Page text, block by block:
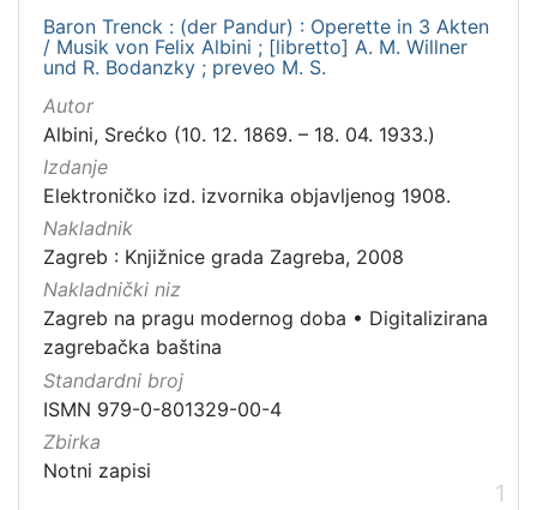
Nakladnička
cjelina
Zagreb na pragu modernog doba
Digitalizirana zagrebačka baština
Vrsta
građe
notna građa
Baron Trenck : (der Pandur) : Operette in 3 Akten
/ Musik von Felix Albini ; [libretto] A. M. Willner
und R. Bodanzky ; preveo M. S.
Autor
Albini, Srećko (10. 12. 1869. – 18. 04. 1933.)
Izdanje
Elektroničko izd. izvornika objavljenog 1908.
Nakladnik
Zagreb : Knjižnice grada Zagreba, 2008
Nakladnički niz
Zagreb na pragu modernog doba • Digitalizirana
zagrebačka baština
Standardni broj
ISMN 979-0-801329-00-4
Zbirka
Notni zapisi
1